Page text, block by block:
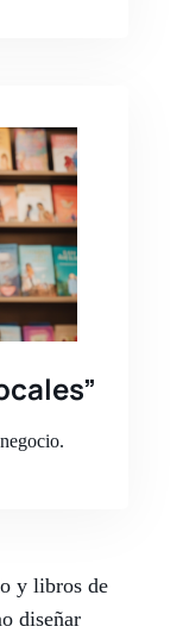
y libros de
diseñar